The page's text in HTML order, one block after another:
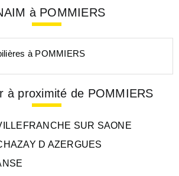
à POMMIERS
à POMMIERS
à proximité de POMMIERS
SUR SAONE
D AZERGUES